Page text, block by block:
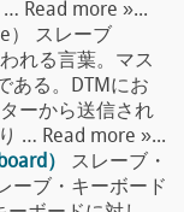
Read more »...
） スレーブ
れる言葉。マス
ある。DTMにお
ーから送信され
… Read more »...
）
スレーブ・
ーブ・キーボード